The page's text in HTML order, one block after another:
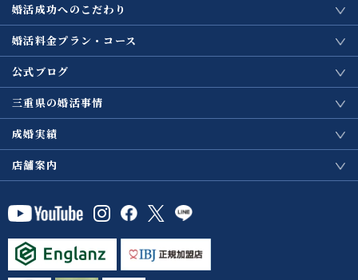
婚活成功へのこだわり
婚活料金プラン・コース
公式ブログ
三重県の婚活事情
成婚実績
店舗案内